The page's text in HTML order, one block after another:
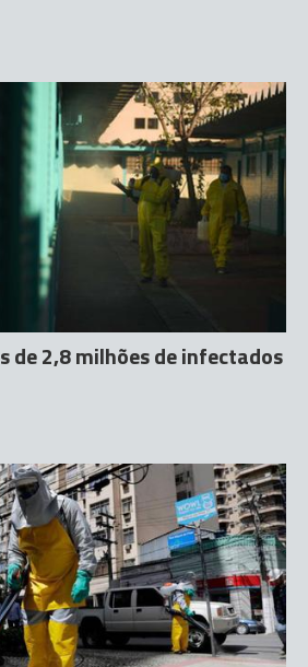
de 2,8 milhões de infectados